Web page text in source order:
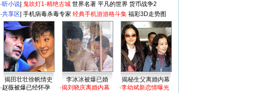
·听小说 鬼吹灯1-精绝古城 世界名著 平凡的世界 货币战争2
·共享区 手机病毒杀毒专家 经典手机游游格斗集 福彩3D走势图
揭田壮壮徐帆情史 李冰冰被爆已婚
揭秘生父离婚内幕
·赵薇被爆已经怀孕
·揭刘晓庆离婚内幕
·李幼斌新恋情曝光